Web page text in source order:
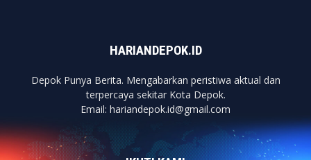
HARIANDEPOK.ID
Depok Punya Berita. Mengabarkan peristiwa aktual dan
terpercaya sekitar Kota Depok.
Email: hariandepok.id@gmail.com